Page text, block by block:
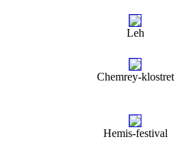
Leh
Chemrey-klostret
Hemis-festival